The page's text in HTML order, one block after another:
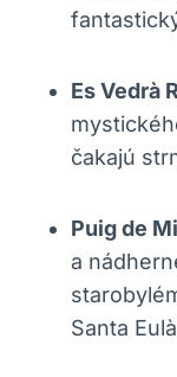
Es Vedrà
čakajú
Puig de
a
Santa